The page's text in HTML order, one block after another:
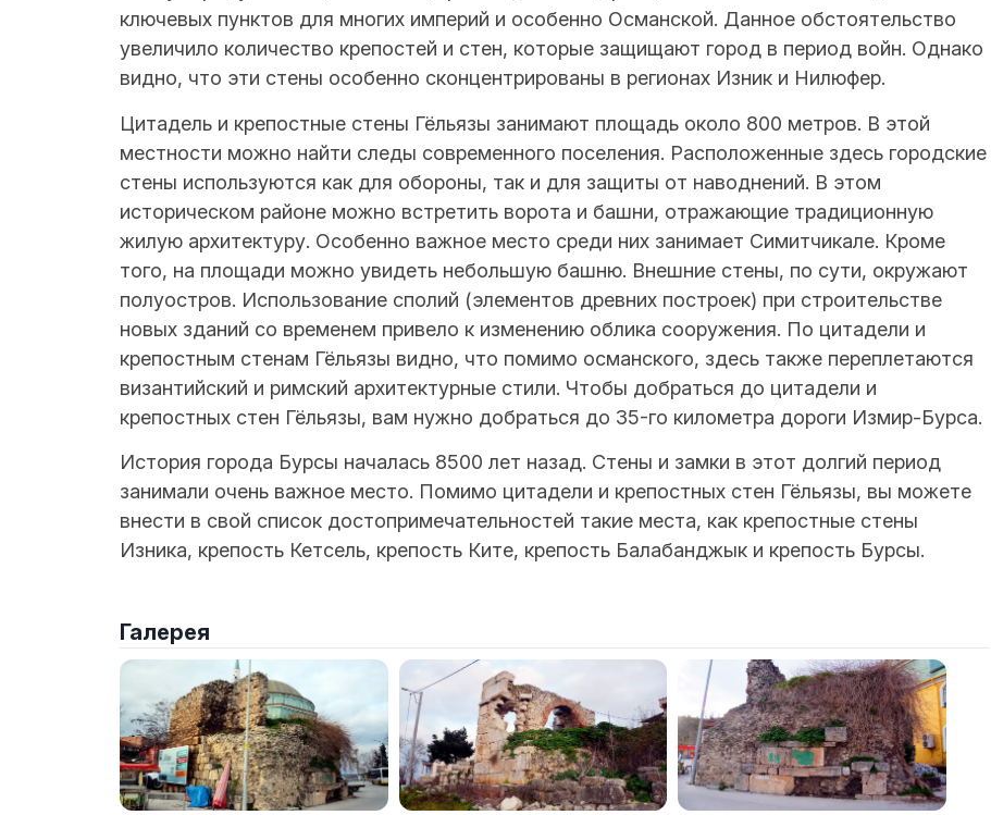
ключевых пунктов для многих империй и особенно Османской. Данное обстоятельство
увеличило количество крепостей и стен, которые защищают город в период войн. Однако
видно, что эти стены особенно сконцентрированы в регионах Изник ​​и Нилюфер.
Цитадель и крепостные стены Гёльязы занимают площадь около 800 метров. В этой
местности можно найти следы современного поселения. Расположенные здесь городские
стены используются как для обороны, так и для защиты от наводнений. В этом
историческом районе можно встретить ворота и башни, отражающие традиционную
жилую архитектуру. Особенно важное место среди них занимает Симитчикале. Кроме
того, на площади можно увидеть небольшую башню. Внешние стены, по сути, окружают
полуостров. Использование сполий (элементов древних построек) при строительстве
новых зданий со временем привело к изменению облика сооружения. По цитадели и
крепостным стенам Гёльязы видно, что помимо османского, здесь также переплетаются
византийский и римский архитектурные стили. Чтобы добраться до цитадели и
крепостных стен Гёльязы, вам нужно добраться до 35-го километра дороги Измир-Бурса.
История города Бурсы началась 8500 лет назад. Стены и замки в этот долгий период
занимали очень важное место. Помимо цитадели и крепостных стен Гёльязы, вы можете
внести в свой список достопримечательностей такие места, как крепостные стены
Изника, крепость Кетсель, крепость Ките, крепость Балабанджык и крепость Бурсы.
Галерея